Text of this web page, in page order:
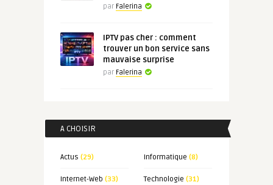
par Falerina
IPTV pas cher : comment
trouver un bon service sans
mauvaise surprise
par Falerina
A CHOISIR
Actus (29) Informatique (8)
Internet-Web (33) Technologie (31)